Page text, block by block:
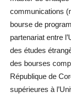
communications
bourse de
partenariat entre
des études
des bourses
République de
supérieures à